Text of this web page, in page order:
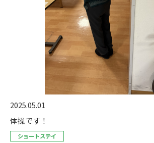
2025.05.01
体操です！
ショートステイ